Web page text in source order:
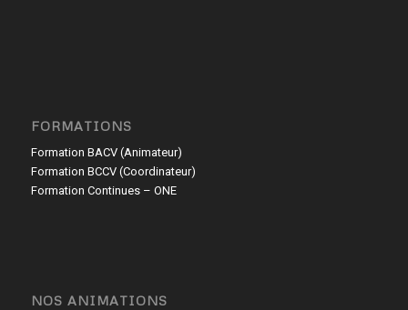
FORMATIONS
Formation BACV (Animateur)
Formation BCCV (Coordinateur)
Formation Continues – ONE
NOS ANIMATIONS